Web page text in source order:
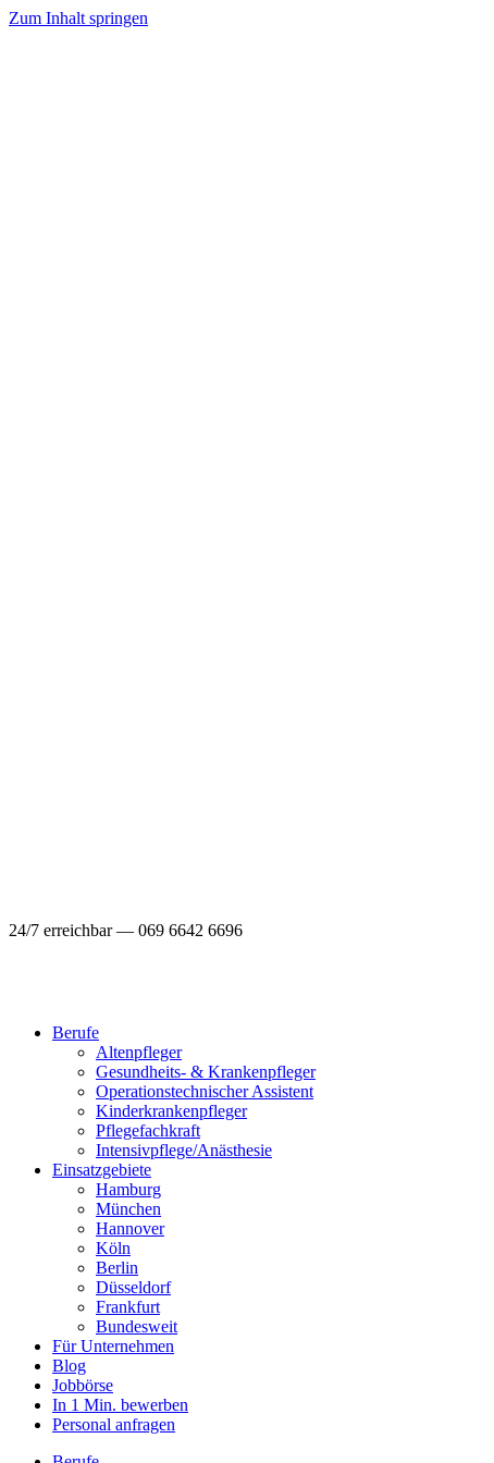
Zum Inhalt springen
24/7 erreichbar — 069 6642 6696
Berufe
Altenpfleger
Gesundheits- & Krankenpfleger
Operationstechnischer Assistent
Kinderkrankenpfleger
Pflegefachkraft
Intensivpflege/Anästhesie
Einsatzgebiete
Hamburg
München
Hannover
Köln
Berlin
Düsseldorf
Frankfurt
Bundesweit
Für Unternehmen
Blog
Jobbörse
In 1 Min. bewerben
Personal anfragen